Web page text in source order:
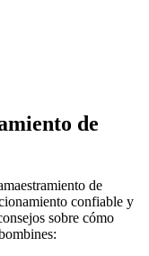
de
de
confiable y
sobre cómo